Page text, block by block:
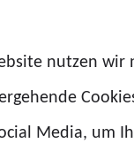
Sicherheit –
nutzen wir
Media, um